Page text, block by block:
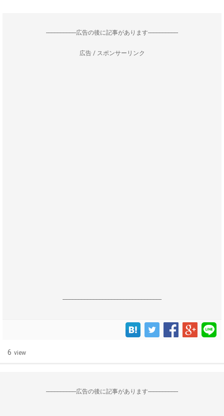
--------------------広告の後に記事があります--------------------
広告 / スポンサーリンク
------------------------------------------------------------------
6 view
--------------------広告の後に記事があります--------------------